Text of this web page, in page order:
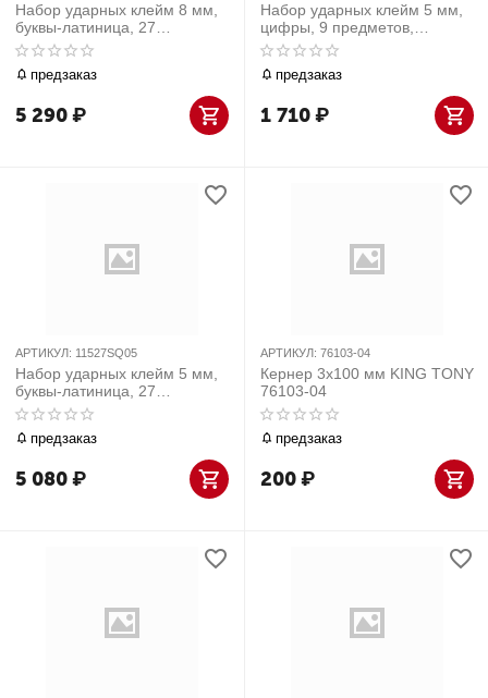
Набор ударных клейм 8 мм,
буквы-латиница, 27
предметов KING TONY
11427SQ08
предзаказ
5 290₽
Набор ударных клейм 5 мм,
цифры, 9 предметов,
хвостовик HRC 40 KING
TONY 11509SQ05
предзаказ
1 710₽
АРТИКУЛ: 11527SQ05
Набор ударных клейм 5 мм,
буквы-латиница, 27
предметов, хвостовик HRC
40 KING TONY 11527SQ05
предзаказ
5 080₽
АРТИКУЛ: 76103-04
Кернер 3x100 мм KING TONY
76103-04
предзаказ
200₽